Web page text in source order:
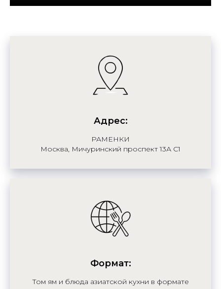
Адрес:
РАМЕНКИ
Москва, Мичуринский проспект 13А С1
Формат:
Том ям и блюда азиатской кухни в формате